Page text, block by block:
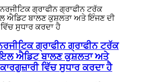
ਗ੍ਰਾਫੀਨ ਗ੍ਰਾਫੀਨ ਟਰੱਕ
ਐਡਿਟ ਬਾਲਣ ਕੁਸ਼ਲਤਾ ਅਤੇ
ਵਿੱਚ ਸੁਧਾਰ ਕਰਦਾ ਹੈ